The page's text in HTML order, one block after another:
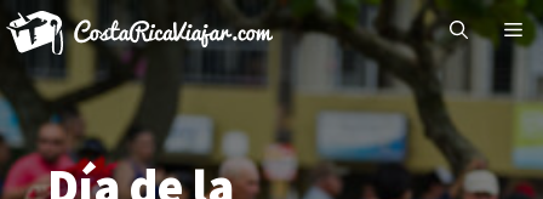
Saltar
contenido
Día de la